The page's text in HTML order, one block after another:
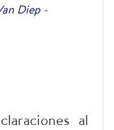
Diep -
al